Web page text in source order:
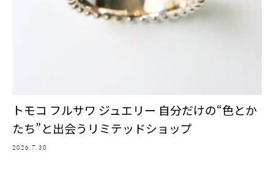
トモコ フルサワ ジュエリー 自分だけの“色とか
たち”と出会うリミテッドショップ
2026.7.30